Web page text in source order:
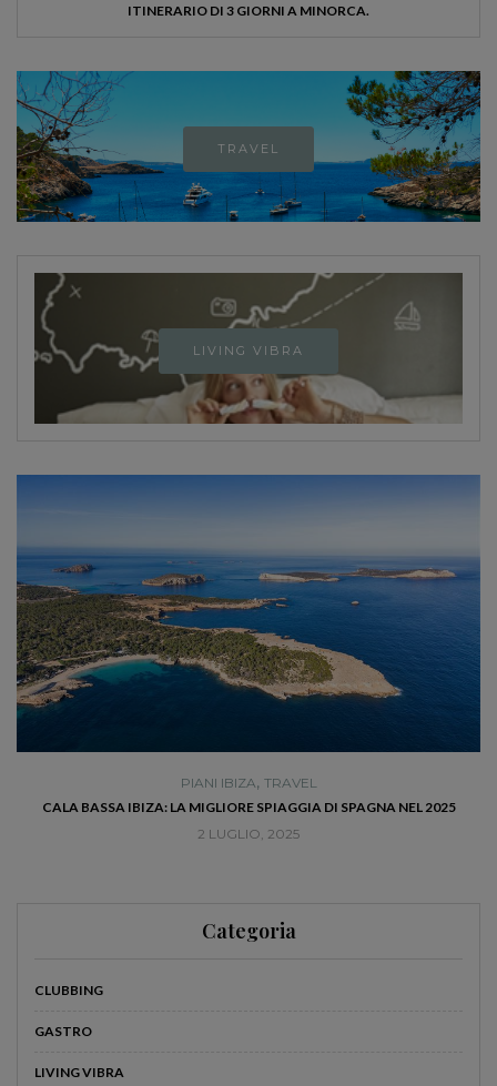
ITINERARIO DI 3 GIORNI A MINORCA.
TRAVEL
LIVING VIBRA
PIANI IBIZA, TRAVEL
CALA BASSA IBIZA: LA MIGLIORE SPIAGGIA DI SPAGNA NEL 2025
2 LUGLIO, 2025
Categoria
CLUBBING
GASTRO
LIVING VIBRA